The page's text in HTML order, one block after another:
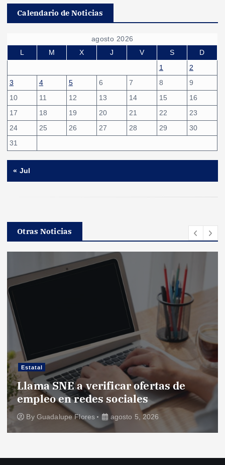
Calendario de Noticias
agosto 2026
L
M X J V S
D
1
2
3
4 5 6 7 8
9
10
11 12 13 14 15
16
17
18 19 20 21 22
23
24
25 26 27 28 29
30
31
« Jul
Otras Noticias
Estatal
Llama SNE a verificar ofertas de
empleo en redes sociales
By Guadalupe Flores agosto 5, 2026